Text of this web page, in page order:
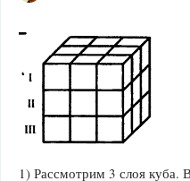
1) Рассмотрим 3 слоя куба.